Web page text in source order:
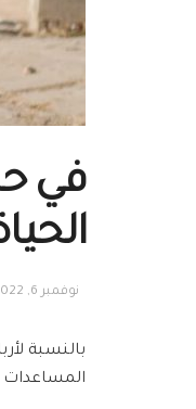
في
نوفمبر 6, 2022
بالنسبة
المساعدات